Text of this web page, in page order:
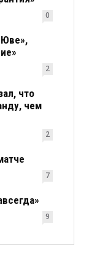
0
2
что
чем
2
7
9